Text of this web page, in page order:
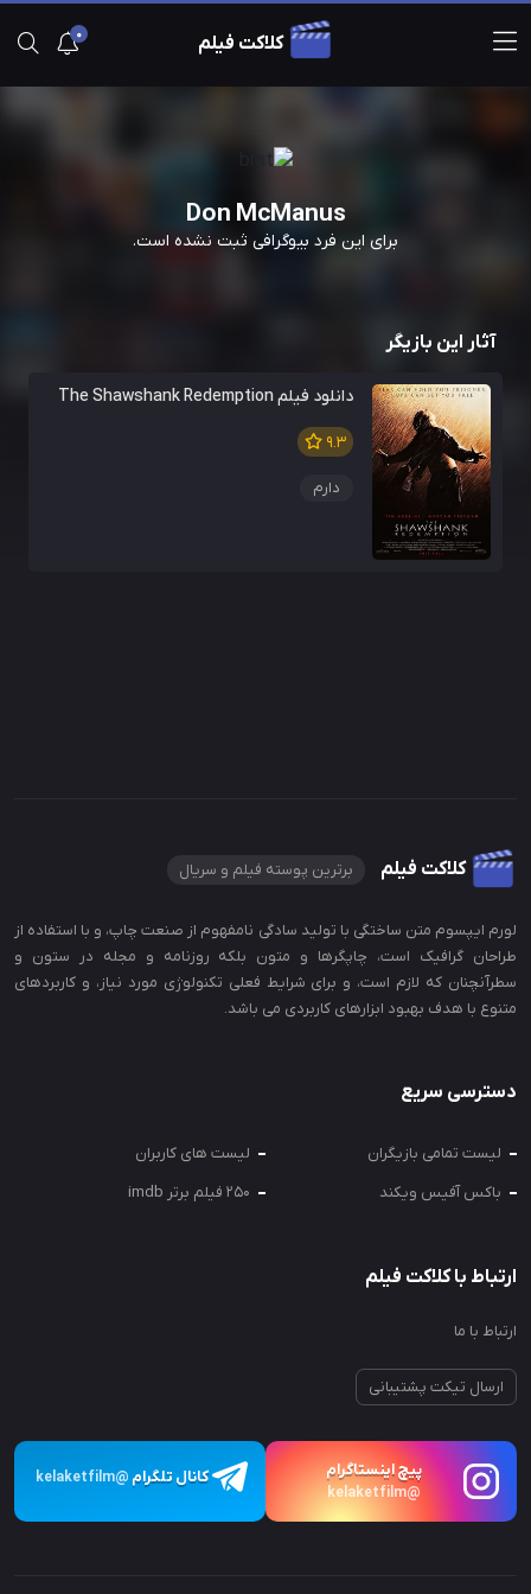
0 کلاکت فیلم
Don McManus
برای این فرد بیوگرافی ثبت نشده است.
آثار این بازیگر
دانلود فیلم The Shawshank Redemption
9.3
دارم
کلاکت فیلم برترین پوسته فیلم و سریال
لورم ایپسوم متن ساختگی با تولید سادگی نامفهوم از صنعت چاپ، و با استفاده از
طراحان گرافیک است، چاپگرها و متون بلکه روزنامه و مجله در ستون و
سطرآنچنان که لازم است، و برای شرایط فعلی تکنولوژی مورد نیاز، و کاربردهای
متنوع با هدف بهبود ابزارهای کاربردی می باشد.
دسترسی سریع
لیست تمامی بازیگران
لیست های کاربران
باکس آفیس ویکند
250 فیلم برتر imdb
ارتباط با کلاکت فیلم
ارتباط با ما
ارسال تیکت پشتیبانی
پیچ اینستاگرام
@kelaketfilm
کانال تلگرام @kelaketfilm